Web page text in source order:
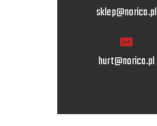
sklep@norica.pl
hurt@norica.pl